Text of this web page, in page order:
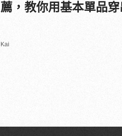
薦，教你用基本單品穿
Kai